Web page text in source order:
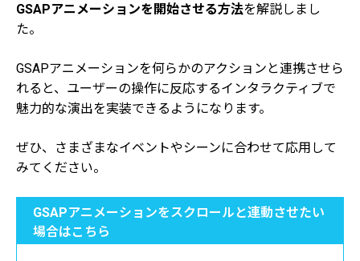
GSAPアニメーションを開始させる方法を解説しまし
た。
GSAPアニメーションを何らかのアクションと連携させら
れると、ユーザーの操作に反応するインタラクティブで
魅力的な演出を実装できるようになります。
ぜひ、さまざまなイベントやシーンに合わせて応用して
みてください。
GSAPアニメーションをスクロールと連動させたい
場合はこちら